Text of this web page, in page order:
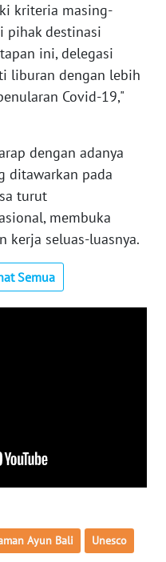
kriteria masing-
pihak destinasi
ini, delegasi
liburan dengan lebih
Covid-19,"
dengan adanya
ditawarkan pada
turut
membuka
kerja seluas-luasnya.
Semua
Ayun Bali Unesco